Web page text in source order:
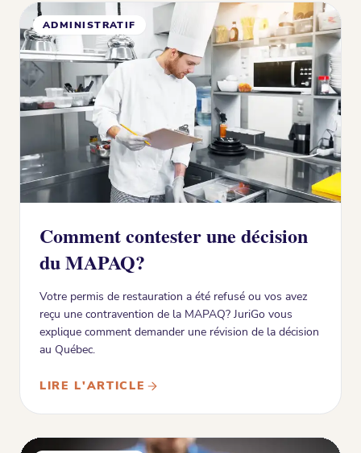
ADMINISTRATIF
Comment contester une décision
du MAPAQ?
Votre permis de restauration a été refusé ou vos avez
reçu une contravention de la MAPAQ? JuriGo vous
explique comment demander une révision de la décision
au Québec.
LIRE L'ARTICLE